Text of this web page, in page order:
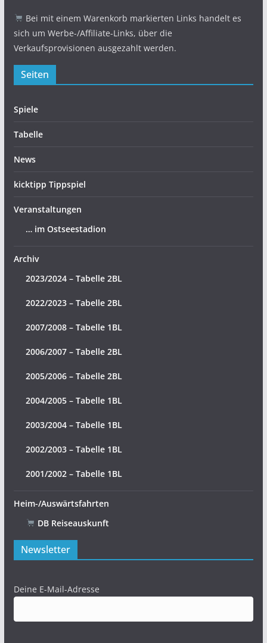
Bei mit einem Warenkorb markierten Links handelt es
sich um Werbe-/Affiliate-Links, über die
Verkaufsprovisionen ausgezahlt werden.
Seiten
Spiele
Tabelle
News
kicktipp Tippspiel
Veranstaltungen
… im Ostseestadion
Archiv
2023/2024 – Tabelle 2BL
2022/2023 – Tabelle 2BL
2007/2008 – Tabelle 1BL
2006/2007 – Tabelle 2BL
2005/2006 – Tabelle 2BL
2004/2005 – Tabelle 1BL
2003/2004 – Tabelle 1BL
2002/2003 – Tabelle 1BL
2001/2002 – Tabelle 1BL
Heim-/Auswärtsfahrten
DB Reiseauskunft
Newsletter
Deine E-Mail-Adresse